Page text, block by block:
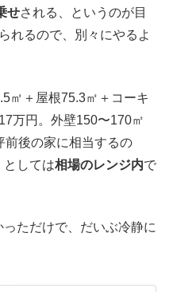
せされる、というのが目
れるので、別々にやるよ
㎡＋屋根75.3㎡＋コーキ
万円。外壁150〜170㎡
前後の家に相当するの
としては相場のレンジ内で
ただけで、だいぶ冷静に